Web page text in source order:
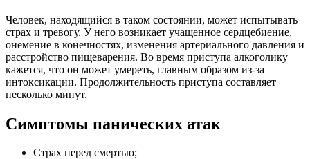
Человек, находящийся в таком состоянии, может испытывать
страх и тревогу. У него возникает учащенное сердцебиение,
онемение в конечностях, изменения артериального давления и
расстройство пищеварения. Во время приступа алкоголику
кажется, что он может умереть, главным образом из-за
интоксикации. Продолжительность приступа составляет
несколько минут.
Симптомы панических атак
Cтрах перед смертью;